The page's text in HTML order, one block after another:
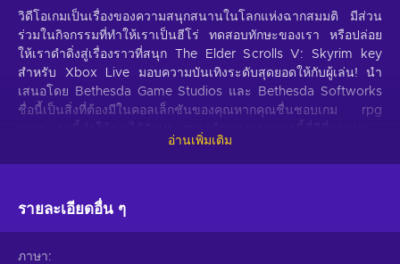
วิดีโอเกมเป็นเรื่องของความสนุกสนานในโลกแห่งฉากสมมติ มีส่วน
ร่วมในกิจกรรมที่ทำให้เราเป็นฮีโร่ ทดสอบทักษะของเรา หรือปล่อย
ให้เราดำดิ่งสู่เรื่องราวที่สนุก The Elder Scrolls V: Skyrim key
สำหรับ Xbox Live มอบความบันเทิงระดับสุดยอดให้กับผู้เล่น! นำ
เสนอโดย Bethesda Game Studios และ Bethesda Softworks
ชื่อนี้เป็นสิ่งที่ต้องมีในคอลเล็กชันของคุณหากคุณชื่นชอบเกม rpg
หน้าของวงการ เกมบน The Elder Scrolls V: Skyrim Xbox Live
key ราคาถูกกำลังรออยู่ - เริ่มการผจญภัยของคุณวันนี้!
RPG
มีส่วนร่วมในเกม RPG ที่วุ่นวายนี้และทดสอบความสามารถของคุณ
ในการทำงานหลายอย่างพร้อมกัน! The Elder Scrolls V: Skyrim
อ่านเพิ่มเติม
รายละเอียดอื่น ๆ
ภาษา